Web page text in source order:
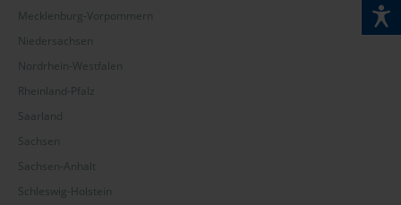
Mecklenburg-Vorpommern
Niedersachsen
Nordrhein-Westfalen
Rheinland-Pfalz
Saarland
Sachsen
Sachsen-Anhalt
Schleswig-Holstein